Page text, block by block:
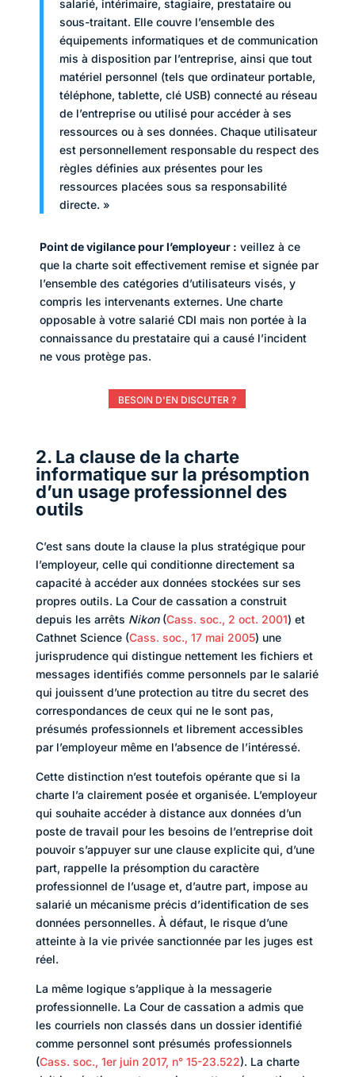
salarié, intérimaire, stagiaire, prestataire ou
sous-traitant. Elle couvre l’ensemble des
équipements informatiques et de communication
mis à disposition par l’entreprise, ainsi que tout
matériel personnel (tels que ordinateur portable,
téléphone, tablette, clé USB) connecté au réseau
de l’entreprise ou utilisé pour accéder à ses
ressources ou à ses données. Chaque utilisateur
est personnellement responsable du respect des
règles définies aux présentes pour les
ressources placées sous sa responsabilité
directe. »
Point de vigilance pour l’employeur : veillez à ce
que la charte soit effectivement remise et signée par
l’ensemble des catégories d’utilisateurs visés, y
compris les intervenants externes. Une charte
opposable à votre salarié CDI mais non portée à la
connaissance du prestataire qui a causé l’incident
ne vous protège pas.
BESOIN D'EN DISCUTER ?
2. La clause de la charte
informatique sur la présomption
d’un usage professionnel des
outils
C’est sans doute la clause la plus stratégique pour
l’employeur, celle qui conditionne directement sa
capacité à accéder aux données stockées sur ses
propres outils. La Cour de cassation a construit
depuis les arrêts Nikon(Cass. soc., 2 oct. 2001) et
Cathnet Science (Cass. soc., 17 mai 2005) une
jurisprudence qui distingue nettement les fichiers et
messages identifiés comme personnels par le salarié
qui jouissent d’une protection au titre du secret des
correspondances de ceux qui ne le sont pas,
présumés professionnels et librement accessibles
par l’employeur même en l’absence de l’intéressé.
Cette distinction n’est toutefois opérante que si la
charte l’a clairement posée et organisée. L’employeur
qui souhaite accéder à distance aux données d’un
poste de travail pour les besoins de l’entreprise doit
pouvoir s’appuyer sur une clause explicite qui, d’une
part, rappelle la présomption du caractère
professionnel de l’usage et, d’autre part, impose au
salarié un mécanisme précis d’identification de ses
données personnelles. À défaut, le risque d’une
atteinte à la vie privée sanctionnée par les juges est
réel.
La même logique s’applique à la messagerie
professionnelle. La Cour de cassation a admis que
les courriels non classés dans un dossier identifié
comme personnel sont présumés professionnels
(Cass. soc., 1er juin 2017, n° 15-23.522). La charte